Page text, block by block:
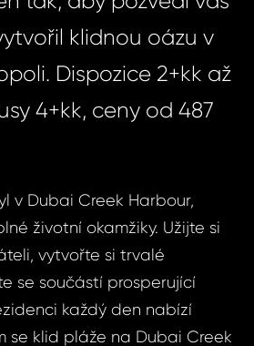
klidnou oázu v
Dispozice 2+kk až
4+kk, ceny od 487
v Dubai Creek Harbour,
životní okamžiky. Užijte si
vytvořte si trvalé
se součástí prosperující
každý den nabízí
se klid pláže na Dubai Creek